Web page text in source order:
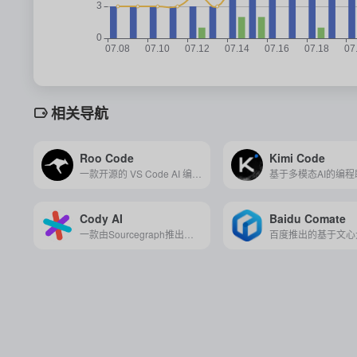
相关导航
Roo Code Kimi Code
Cody AI Baidu Comate